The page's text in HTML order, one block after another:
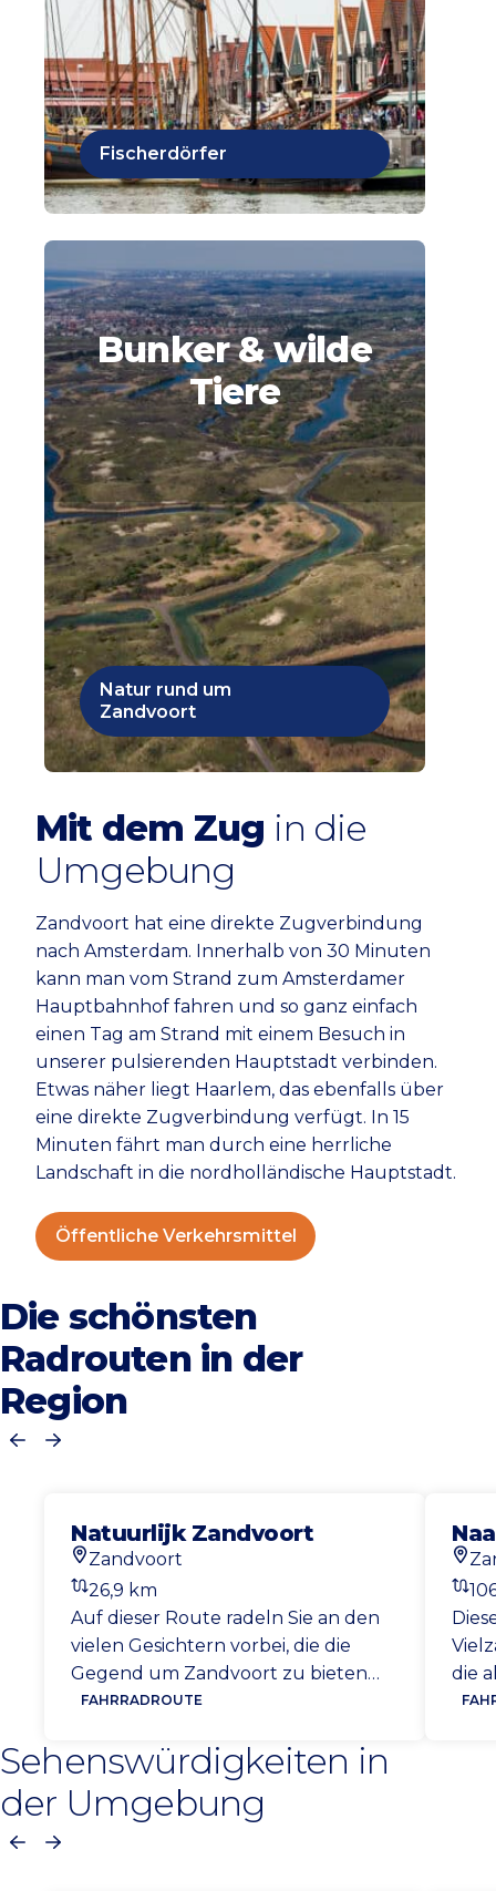
Fischerdörfer
Bunker & wilde
Tiere
Natur rund um
Zandvoort
Mit dem Zug in die
Umgebung
Zandvoort hat eine direkte Zugverbindung
nach Amsterdam. Innerhalb von 30 Minuten
kann man vom Strand zum Amsterdamer
Hauptbahnhof fahren und so ganz einfach
einen Tag am Strand mit einem Besuch in
unserer pulsierenden Hauptstadt verbinden.
Etwas näher liegt Haarlem, das ebenfalls über
eine direkte Zugverbindung verfügt. In 15
Minuten fährt man durch eine herrliche
Landschaft in die nordholländische Hauptstadt.
Öffentliche Verkehrsmittel
Die schönsten
Radrouten in der
Region
Vorherige
Nächste
Natuurlijk Zandvoort
Startort
Zandvoort
Entfernung
26,9 km
Auf dieser Route radeln Sie an den
vielen Gesichtern vorbei, die die
Gegend um Zandvoort zu bieten
hat. Von Zandvoort aus radeln Sie
Wasserversorgungsdünen über
Bentveld und Heemstede nach
Haarlem. Für die Rückfahrt nehmen
FAHRRADROUTE
die
Sehenswürdigkeiten in
der Umgebung
Vorherige
Nächste